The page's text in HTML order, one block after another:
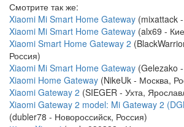
Смотрите так же:
Xiaomi Mi Smart Home Gateway (mixattack
Xiaomi Mi Smart Home Gateway (alx69 -
Xiaomi Smart Home Gateway 2
Россия)
Xiaomi Mi Smart Home Gateway (Gelezako
Xiaomi Home Gateway (NikeUk - Москва,
Xiaomi Gateway 2 (SIEGER - Ухта,
Xiaomi Gateway 2 model: Mi Gateway 2
(dubler78 - Новороссийск, Россия)